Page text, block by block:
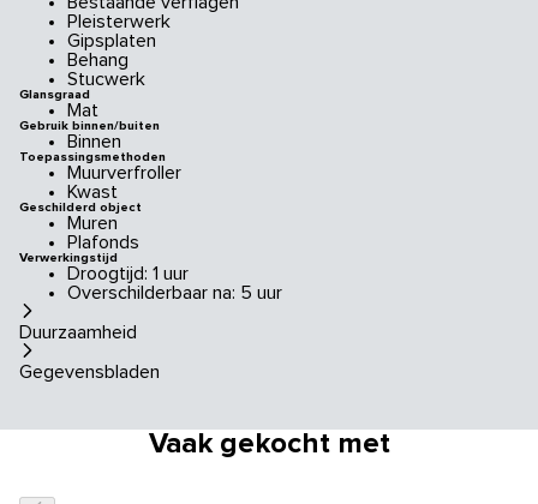
Pleisterwerk
Gipsplaten
Behang
Stucwerk
Glansgraad
Mat
Gebruik binnen/buiten
Binnen
Toepassingsmethoden
Muurverfroller
Kwast
Geschilderd object
Muren
Plafonds
Verwerkingstijd
Droogtijd: 1 uur
Overschilderbaar na: 5 uur
Duurzaamheid
Gegevensbladen
Vaak gekocht met